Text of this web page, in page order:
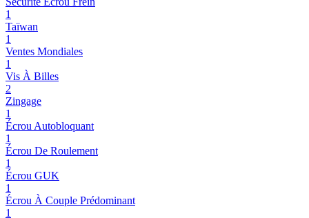
1
Taïwan
1
Ventes Mondiales
1
Vis À Billes
2
Zingage
1
Écrou Autobloquant
1
Écrou De Roulement
1
Écrou GUK
1
Écrou À Couple Prédominant
1